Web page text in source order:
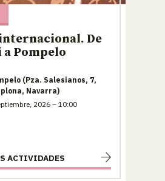
De
Pompelo
(Pza. Salesianos, 7,
Navarra)
2026 – 10:00
ACTIVIDADES